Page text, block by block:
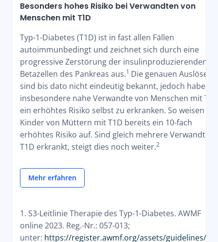
Besonders hohes Risiko bei Verwandten von
Menschen mit T1D
Typ-1-Diabetes (T1D) ist in fast allen Fällen
autoimmunbedingt und zeichnet sich durch eine
progressive Zerstörung der insulinproduzierenden
Betazellen des Pankreas aus.1 Die genauen Auslöser
sind bis dato nicht eindeutig bekannt, jedoch haben
insbesondere nahe Verwandte von Menschen mit
ein erhöhtes Risiko selbst zu erkranken. So weisen
Kinder von Müttern mit T1D bereits ein 10-fach
erhöhtes Risiko auf. Sind gleich mehrere Verwandte
T1D erkrankt, steigt dies noch weiter.2
Mehr erfahren
1. S3-Leitlinie Therapie des Typ-1-Diabetes. AWMF
online 2023. Reg.-Nr.: 057-013;
unter: https://register.awmf.org/assets/guidelines/